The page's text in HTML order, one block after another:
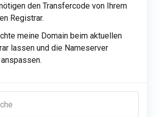
den Transfercode von Ihrem
Registrar.
meine Domain beim aktuellen
lassen und die Nameserver